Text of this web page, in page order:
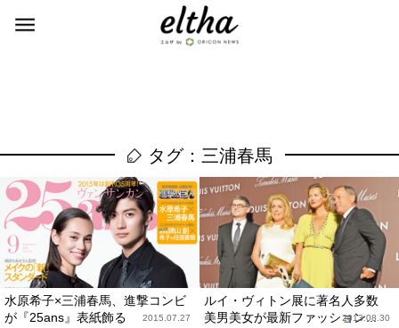
タグ：三浦春馬
水原希子×三浦春馬、進撃コンビ
が『25ans』表紙飾る
2015.07.27
ルイ・ヴィトン展に著名人多数
美男美女が最新ファッション...
2013.08.30